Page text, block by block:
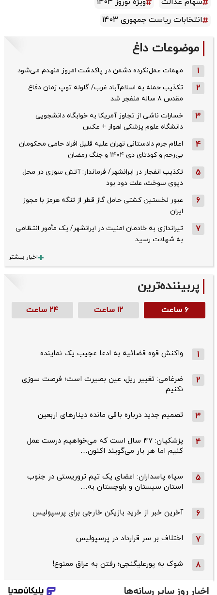
انتخابات ریاست جمهوری 1403
موضوعات داغ
1 مهمات عمل‌نکرده دشمن در پاکدشت امروز منهدم می‌شود
2
تکذیب حمله به اسلام‌آباد غرب/ گلوله توپ زمان دفاع
مقدس ۸ ساله منفجر شد
3
خسارات ناشی از تجاوز آمریکا به خوابگاه دانشجویی
دانشگاه علوم پزشکی اهواز + عکس
4
اعلام جرم دادستانی تهران علیه قلیل افراد حامی محکومان
بی‌رحم و کودتای دی‌ ۱۴۰۴ و جنگ رمضان
5
تکذیب ‌انفجار در ایرانشهر/ فرماندار: آتش سوزی در محل
دپوی سوخت، علت دود بود
6
عبور نخستین کشتی حامل گاز قطر از تنگه هرمز با مجوز
ایران
7
تیراندازی به خادمان امنیت در ایرانشهر/ یک مأمور انتظامی
به شهادت رسید
اخبار بیشتر
پربیننده‌ترین
۶ ساعت ۱۲ ساعت ۲۴ ساعت
1 واکنش قوه قضائیه به ادعا عجیب یک نماینده
2
ضرغامی: تغییر ریل، عین بصیرت است؛ فرصت سوزی
نکنیم
3 تصمیم جدید درباره باقی مانده دینارهای اربعین
4
پزشکیان: ۴۷ سال است که می‌خواهیم درست عمل
کنیم اما هر بار می‌گویند اکنون…
5
سپاه پاسداران: اعضای یک تیم تروریستی در جنوب
استان سیستان و بلوچستان به…
6 آخرین خبر از خرید بازیکن خارجی برای پرسپولیس
7 اختلاف بر سر قرارداد در پرسپولیس
8 شوک به پورعلیگنجی؛ رفتن به عراق ممنوع!